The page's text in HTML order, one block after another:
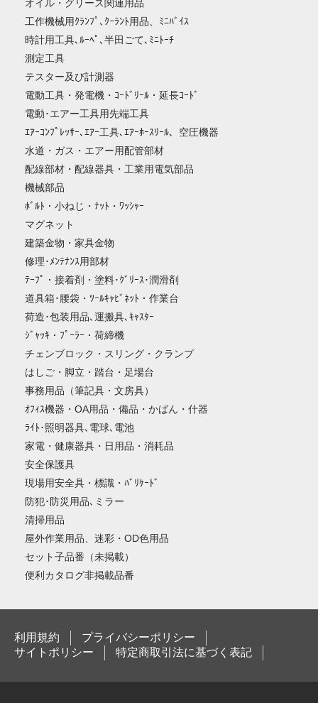
オイル・グリース関連用品
工作機械用ｸﾗﾝﾌﾟ､ｸｰﾗﾝﾄ用品、ﾐﾆﾊﾞｲｽ
時計用工具､ﾙｰﾍﾟ､半田ごて､ﾐﾆﾄｰﾁ
測定工具
テスター及び計測器
電動工具・発電機・ｺｰﾄﾞﾘｰﾙ・延長ｺｰﾄﾞ
電動･エアー工具用先端工具
ｴｱｰｺﾝﾌﾟﾚｯｻｰ､ｴｱｰ工具､ｴｱｰﾎｰｽﾘｰﾙ、空圧機器
水道・ガス・エアー用配管部材
配線部材・配線器具・工業用電気部品
機械部品
ﾎﾞﾙﾄ・小ねじ・ﾅｯﾄ・ﾜｯｼｬｰ
マグネット
建築金物・家具金物
修理･ﾒﾝﾃﾅﾝｽ用部材
ﾃｰﾌﾟ・接着剤・塗料･ｸﾞﾘｰｽ･潤滑剤
道具箱･腰袋・ﾂｰﾙｷｬﾋﾞﾈｯﾄ・作業台
荷造･包装用品､運搬具､ｷｬｽﾀｰ
ｼﾞｬｯｷ・ﾌﾟｰﾗｰ・荷締機
チェンブロック・スリング・クランプ
はしご・脚立・踏台・足場台
事務用品（筆記具・文房具）
ｵﾌｨｽ機器・OA用品・備品・かばん・什器
ﾗｲﾄ･照明器具､電球､電池
家電・健康器具・日用品・消耗品
安全保護具
現場用安全具・標識・ﾊﾞﾘｹｰﾄﾞ
防犯･防災用品､ミラー
清掃用品
屋外作業用品、迷彩・OD色用品
セット子品番（未掲載）
便利カタログ非掲載品番
利用規約
プライバシーポリシー
サイトポリシー
特定商取引法に基づく表記